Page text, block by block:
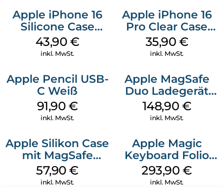
Apple iPhone 16
Silicone Case
MagSafe Plum
43,90 €
inkl. MwSt.
Apple iPhone 16
Pro Clear Case
MagSafe
Transparent
35,90 €
inkl. MwSt.
Apple Pencil USB-
C Weiß
91,90 €
inkl. MwSt.
Apple MagSafe
Duo Ladegerät
Weiß
148,90 €
inkl. MwSt.
Apple Silikon Case
mit MagSafe
iPhone 14 Pro
(PRODUCT)RED
57,90€
inkl. MwSt.
Apple Magic
Keyboard Folio
iPad 10.9″ (10.Gen.)
Weiß
293,90€
inkl. MwSt.